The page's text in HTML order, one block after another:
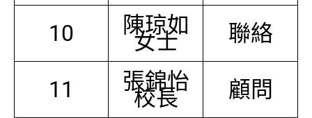
10 陳琼如
女士 聯絡
11 張錦怡
校長 顧問